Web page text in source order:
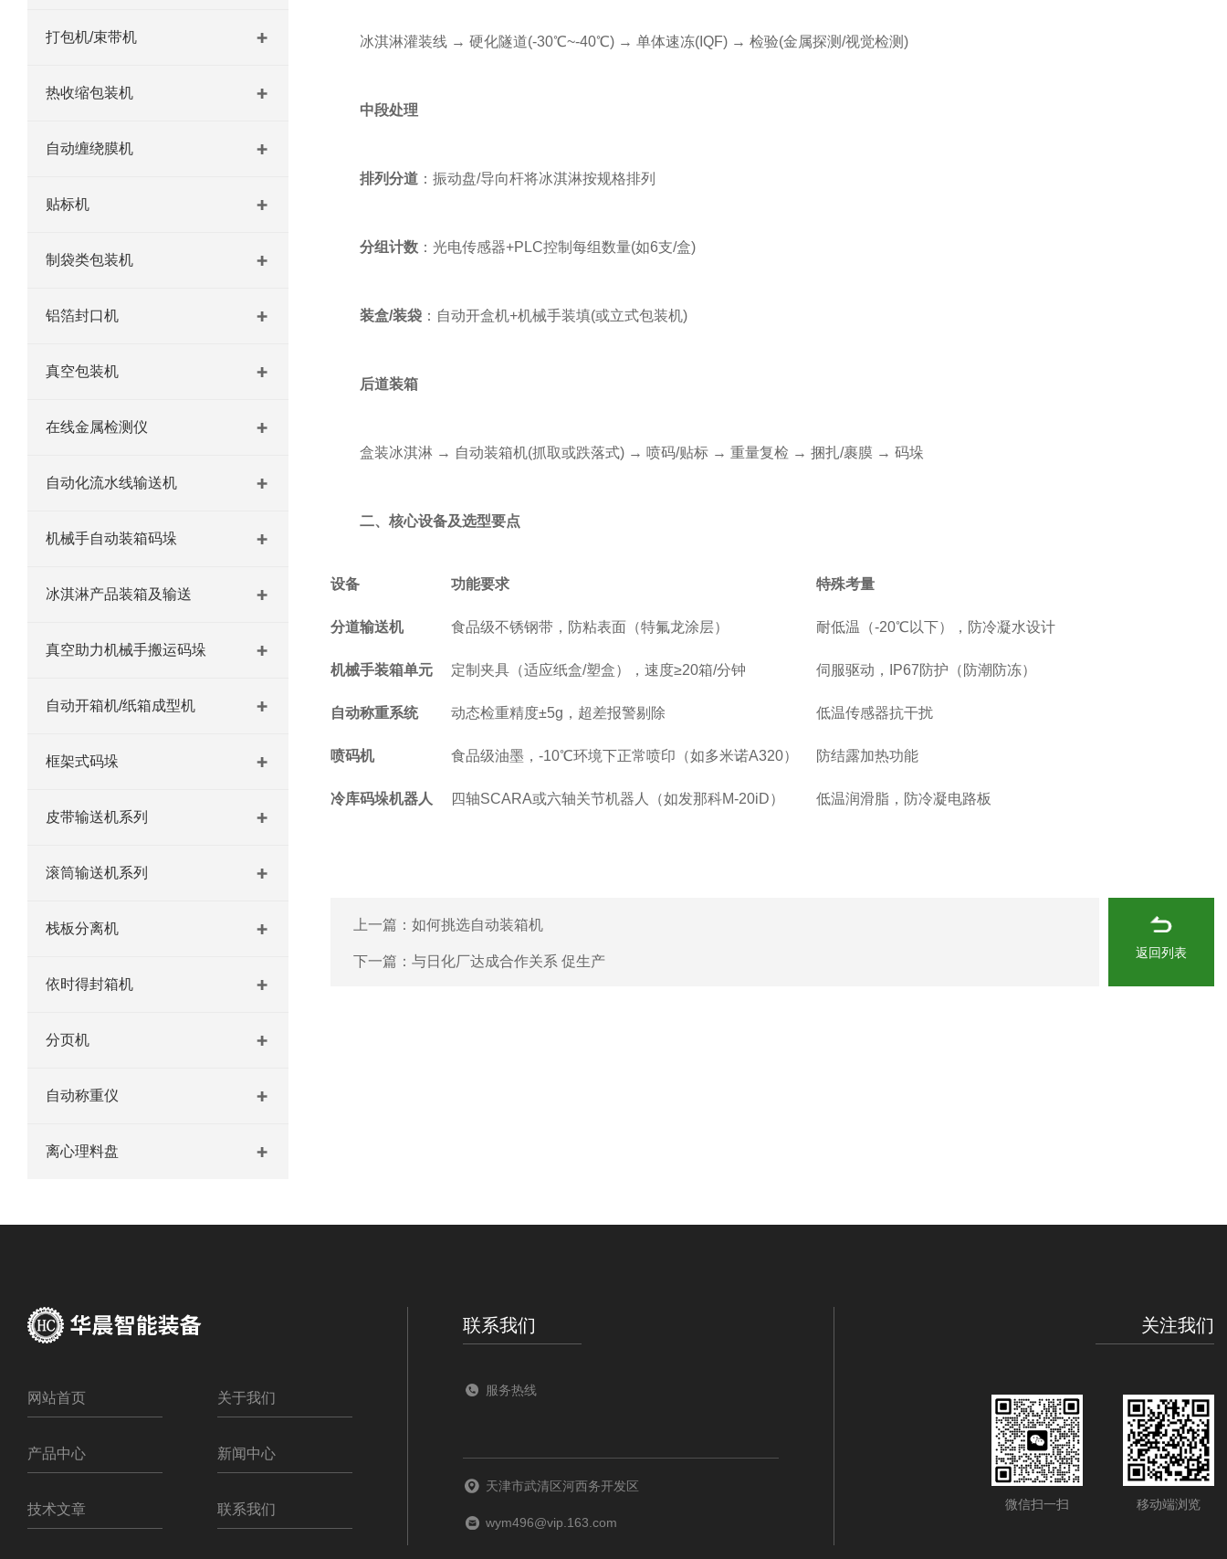
冰淇淋灌装线 → 硬化隧道(-30℃~-40℃) → 单体速冻(IQF) → 检验(金属探测/视觉检测)
中段处理
排列分道：振动盘/导向杆将冰淇淋按规格排列
分组计数：光电传感器+PLC控制每组数量(如6支/盒)
装盒/装袋：自动开盒机+机械手装填(或立式包装机)
后道装箱
盒装冰淇淋 → 自动装箱机(抓取或跌落式) → 喷码/贴标 → 重量复检 → 捆扎/裹膜 → 码垛
二、核心设备及选型要点
设备 功能要求 特殊考量
分道输送机 食品级不锈钢带，防粘表面（特氟龙涂层） 耐低温（-20℃以下），防冷凝水设计
机械手装箱单元 定制夹具（适应纸盒/塑盒），速度≥20箱/分钟 伺服驱动，IP67防护（防潮防冻）
自动称重系统 动态检重精度±5g，超差报警剔除 低温传感器抗干扰
喷码机 食品级油墨，-10℃环境下正常喷印（如多米诺A320） 防结露加热功能
冷库码垛机器人 四轴SCARA或六轴关节机器人（如发那科M-20iD） 低温润滑脂，防冷凝电路板
上一篇： 如何挑选自动装箱机
下一篇： 与日化厂达成合作关系 促生产
返回列表
打包机/束带机
热收缩包装机
自动缠绕膜机
贴标机
制袋类包装机
铝箔封口机
真空包装机
在线金属检测仪
自动化流水线输送机
机械手自动装箱码垛
冰淇淋产品装箱及输送
真空助力机械手搬运码垛
自动开箱机/纸箱成型机
框架式码垛
皮带输送机系列
滚筒输送机系列
栈板分离机
依时得封箱机
分页机
自动称重仪
离心理料盘
网站首页 关于我们
产品中心 新闻中心
技术文章 联系我们
联系我们
服务热线
天津市武清区河西务开发区
wym496@vip.163.com
关注我们
微信扫一扫 移动端浏览